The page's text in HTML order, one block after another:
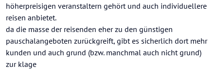
höherpreisigen veranstaltern gehört und auch individuellere
reisen anbietet.
da die masse der reisenden eher zu den günstigen
pauschalangeboten zurückgreift, gibt es sicherlich dort mehr
kunden und auch grund (bzw. manchmal auch nicht grund)
zur klage